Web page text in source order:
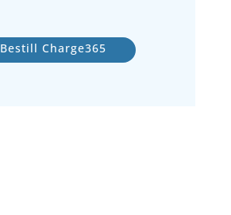
Bestill Charge365